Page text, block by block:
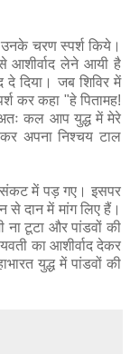
उनके चरण स्पर्श किये।
आशीर्वाद लेने आयी है
दे दिया। जब शिविर में
कर कहा "हे पितामह!
कल आप युद्ध में मेरे
अपना निश्चय टाल
संकट में पड़ गए। इसपर
से दान में मांग लिए हैं।
टूटा और पांडवों की
का आशीर्वाद देकर
युद्ध में पांडवों की